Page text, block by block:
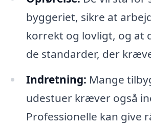
byggeriet, sikre at
korrekt og lovligt, og at
de standarder, der
Indretning: Mange
udestuer kræver også
Professionelle kan give